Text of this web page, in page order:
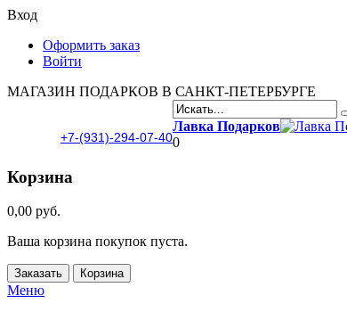
Вход
Оформить заказ
Войти
МАГАЗИН ПОДАРКОВ В САНКТ-ПЕТЕРБУРГЕ
+7-(931)-294-07-40
Лавка Подарков
0
Корзина
0,00 руб.
Ваша корзина покупок пуста.
Заказать Корзина
Меню